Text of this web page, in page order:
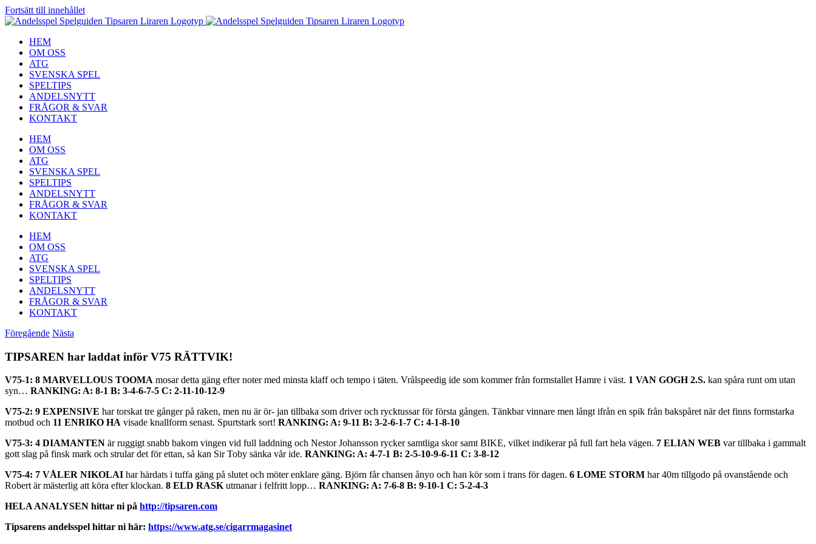
Fortsätt till innehållet
HEM
OM OSS
ATG
SVENSKA SPEL
SPELTIPS
ANDELSNYTT
FRÅGOR & SVAR
KONTAKT
HEM
OM OSS
ATG
SVENSKA SPEL
SPELTIPS
ANDELSNYTT
FRÅGOR & SVAR
KONTAKT
HEM
OM OSS
ATG
SVENSKA SPEL
SPELTIPS
ANDELSNYTT
FRÅGOR & SVAR
KONTAKT
Föregående Nästa
TIPSAREN har laddat inför V75 RÄTTVIK!
V75-1: 8 MARVELLOUS TOOMA mosar detta gäng efter noter med minsta klaff och tempo i täten. Vrålspeedig ide som kommer från formstallet Hamre i väst. 1 VAN GOGH 2.S. kan spåra runt om utan
syn… RANKING: A: 8-1 B: 3-4-6-7-5 C: 2-11-10-12-9
V75-2: 9 EXPENSIVE har torskat tre gånger på raken, men nu är ör- jan tillbaka som driver och rycktussar för första gången. Tänkbar vinnare men långt ifrån en spik från bakspåret när det finns formstarka
motbud och 11 ENRIKO HA visade knallform senast. Spurtstark sort! RANKING: A: 9-11 B: 3-2-6-1-7 C: 4-1-8-10
V75-3: 4 DIAMANTEN är ruggigt snabb bakom vingen vid full laddning och Nestor Johansson rycker samtliga skor samt BIKE, vilket indikerar på full fart hela vägen. 7 ELIAN WEB var tillbaka i gammalt
gott slag på finsk mark och strular det för ettan, så kan Sir Toby sänka vår ide. RANKING: A: 4-7-1 B: 2-5-10-9-6-11 C: 3-8-12
V75-4: 7 VÅLER NIKOLAI har härdats i tuffa gäng på slutet och möter enklare gäng. Björn får chansen ånyo och han kör som i trans för dagen. 6 LOME STORM har 40m tillgodo på ovanstående och
Robert är mästerlig att köra efter klockan. 8 ELD RASKutmanar i felfritt lopp… RANKING: A: 7-6-8 B: 9-10-1 C: 5-2-4-3
HELA ANALYSEN hittar ni på http://tipsaren.com
Tipsarens andelsspel hittar ni här: https://www.atg.se/cigarrmagasinet